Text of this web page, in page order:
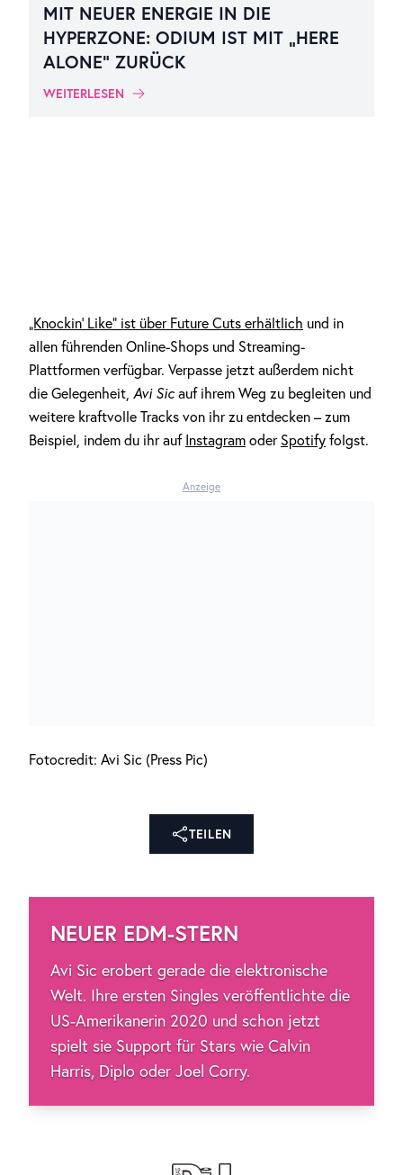
MIT NEUER ENERGIE IN DIE
HYPERZONE: ODIUM IST MIT „HERE
ALONE“ ZURÜCK
WEITERLESEN
„Knockin‘ Like“ ist über Future Cuts erhältlich und in
allen führenden Online-Shops und Streaming-
Plattformen verfügbar. Verpasse jetzt außerdem nicht
die Gelegenheit, Avi Sicauf ihrem Weg zu begleiten und
weitere kraftvolle Tracks von ihr zu entdecken – zum
Beispiel, indem du ihr auf Instagram oder Spotify folgst.
Anzeige
Fotocredit: Avi Sic (Press Pic)
TEILEN
NEUER EDM-STERN
Avi Sic erobert gerade die elektronische
Welt. Ihre ersten Singles veröffentlichte die
US-Amerikanerin 2020 und schon jetzt
spielt sie Support für Stars wie Calvin
Harris, Diplo oder Joel Corry.